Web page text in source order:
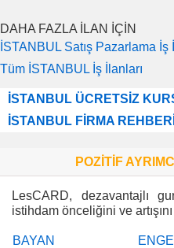
DAHA FAZLA İLAN İÇİN
İSTANBUL Satış Pazarlama İş
Tüm İSTANBUL İş İlanları
İSTANBUL ÜCRETSİZ
İSTANBUL FİRMA REHBERİ
POZİTİF
LesCARD, dezavantajlı
istihdam önceliğini ve
BAYAN